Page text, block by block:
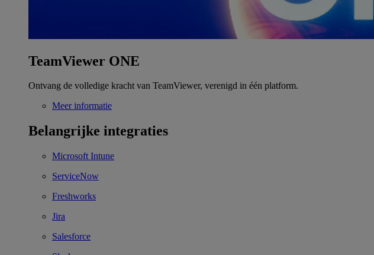
TeamViewer ONE
Ontvang de volledige kracht van TeamViewer, verenigd in één platform.
Meer informatie
Belangrijke integraties
Microsoft Intune
ServiceNow
Freshworks
Jira
Salesforce